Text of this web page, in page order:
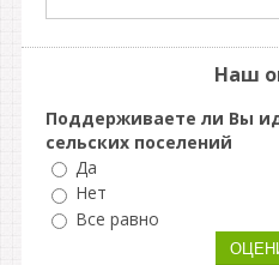
Наш
Поддерживаете ли Вы
сельских поселений
Да
Нет
Все равно